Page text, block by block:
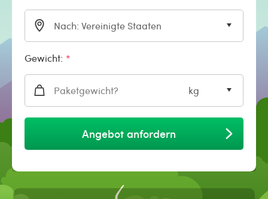
Nach: Vereinigte Staaten
Gewicht:
kg
Angebot anfordern